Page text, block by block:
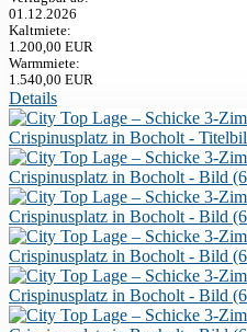
01.12.2026
Kaltmiete:
1.200,00 EUR
Warmmiete:
1.540,00 EUR
Details